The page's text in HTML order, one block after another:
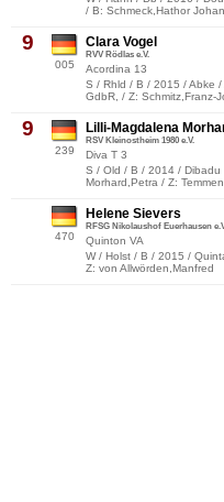
/ B: Schmeck,Hathor
9
005
Clara Vogel
RVV Rödlas e.V.
Acordina 13
S / Rhld / B / 2015 / Abke
GdbR, / Z: Schmitz,Franz-
9
239
Lilli-Magdalena
RSV Kleinostheim 1980 e.V.
Diva T 3
S / Old / B / 2014 /
Morhard,Petra / Z:
470
Helene Sievers
RFSG Nikolaushof Euerhausen
Quinton VA
W / Holst / B / 2015 /
Z: von Allwörden,Manfred